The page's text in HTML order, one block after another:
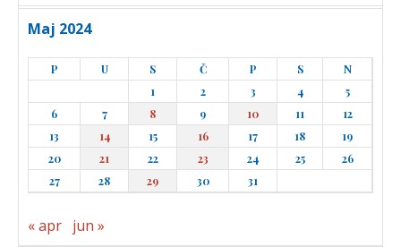
Maj 2024
P U S Č P S
N
1
2 3 4
5
6
7 8 9 10 11
12
13
14 15 16 17 18
19
20
21 22 23 24 25
26
27
28 29 30 31
« apr jun »